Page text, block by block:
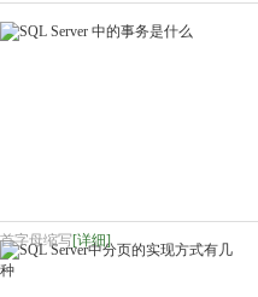
首字母缩写[详细]